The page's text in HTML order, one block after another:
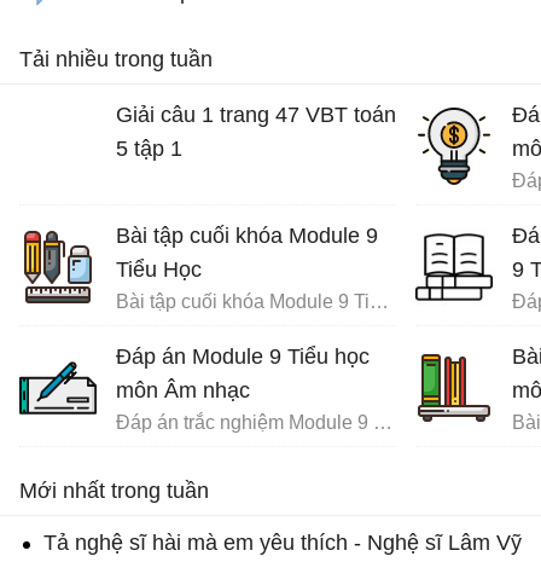
Tải nhiều trong tuần
Giải câu 1 trang 47 VBT toán
5 tập 1
Bài tập cuối khóa Module 9
Tiểu Học
Bài tập cuối khóa Module 9 Tiểu Học đầy đủ
Đáp án Module 9 Tiểu học
môn Âm nhạc
Đáp án trắc nghiệm Module 9 Tiểu học
9
Mới nhất trong tuần
Tả nghệ sĩ hài mà em yêu thích - Nghệ sĩ Lâm Vỹ